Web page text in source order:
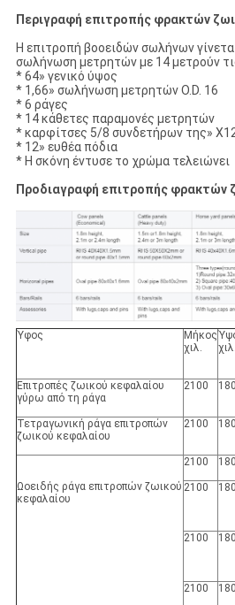
Περιγραφή επιτροπής φρακτών
Η επιτροπή βοοειδών σωλήνων
σωλήνωση μετρητών με 14 μετρούν
* 64» γενικό ύψος
* 1,66» σωλήνωση μετρητών O.D. 16
* 6 ράγες
* 14 κάθετες παραμονές μετρητών
* καρφίτσες 5/8 συνδετήρων της»
* 12» ευθέα πόδια
* Η σκόνη έντυσε το χρώμα τελειώνει
Προδιαγραφή επιτροπής φρακτών
Ύφος
Μήκος
χιλ.
χιλ.
Επιτροπές ζωικού κεφαλαίου
γύρω από τη ράγα
2100
Τετραγωνική ράγα επιτροπών
ζωικού κεφαλαίου
2100
Ωοειδής ράγα επιτροπών ζωικού
κεφαλαίου
2100
2100
2100
2100